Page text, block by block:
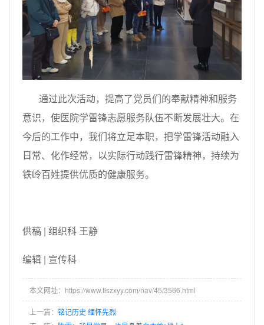
通过此次活动，提高了党员们的奉献精神和服务
意识，使医院学雷锋志愿服务队伍不断发展壮大。在
今后的工作中，我们将立足本职，把学雷锋活动融入
日常、化作经常，以实际行动践行雷锋精神，持续为
铁岭百姓提供优质的健康服务。
供稿 | 组织科 王静
编辑 | 宣传科
本文网址：https://www.tlszxyy.com/nav/45/3566.html
上一篇： 铭记历史 缅怀先烈